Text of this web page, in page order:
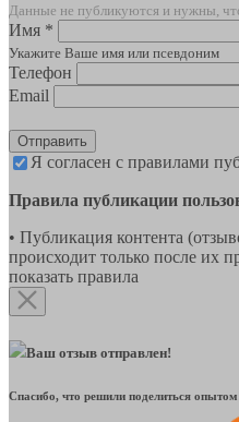
Данные не публикуются и нужны,
Имя *
Укажите Ваше имя или псевдоним
Телефон
Email
Отправить
Я согласен с правилами
Правила публикации
• Публикация контента
происходит только после их
показать правила
Ваш отзыв отправлен!
Спасибо, что решили поделиться